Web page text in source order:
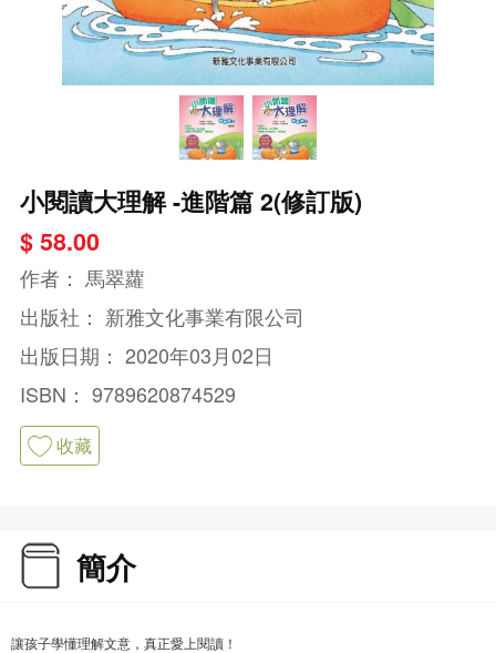
小閱讀大理解 -進階篇 2(修訂版)
$ 58.00
作者： 馬翠蘿
出版社： 新雅文化事業有限公司
出版日期： 2020年03月02日
ISBN： 9789620874529
收藏
簡介
讓孩子學懂理解文意，真正愛上閱讀！